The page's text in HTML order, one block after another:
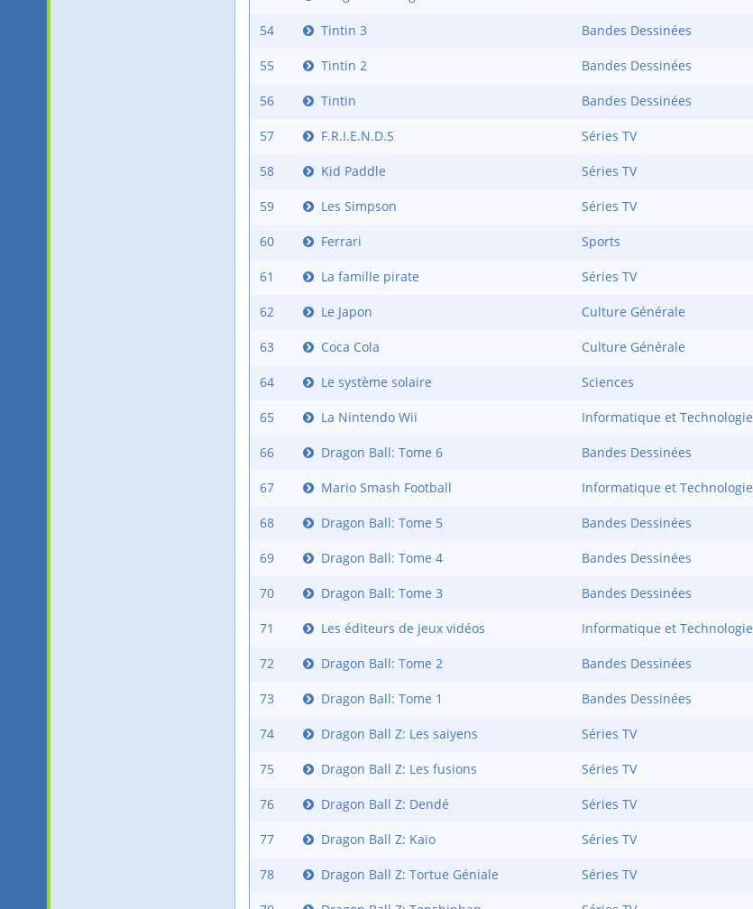
54 Tintin 3 Bandes Dessinées
55 Tintin 2 Bandes Dessinées
56 Tintin Bandes Dessinées
57 F.R.I.E.N.D.S Séries TV
58 Kid Paddle Séries TV
59 Les Simpson Séries TV
60 Ferrari Sports
61 La famille pirate Séries TV
62 Le Japon Culture Générale
63 Coca Cola Culture Générale
64 Le système solaire Sciences
65 La Nintendo Wii Informatique et Technologie
66 Dragon Ball: Tome 6 Bandes Dessinées
67 Mario Smash Football Informatique et Technologie
68 Dragon Ball: Tome 5 Bandes Dessinées
69 Dragon Ball: Tome 4 Bandes Dessinées
70 Dragon Ball: Tome 3 Bandes Dessinées
71 Les éditeurs de jeux vidéos Informatique et Technologie
72 Dragon Ball: Tome 2 Bandes Dessinées
73 Dragon Ball: Tome 1 Bandes Dessinées
74 Dragon Ball Z: Les saiyens Séries TV
75 Dragon Ball Z: Les fusions Séries TV
76 Dragon Ball Z: Dendé Séries TV
77 Dragon Ball Z: Kaïo Séries TV
78 Dragon Ball Z: Tortue Géniale Séries TV